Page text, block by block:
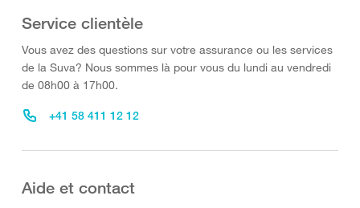
Service clientèle
Vous avez des questions sur votre assurance ou les services
de la Suva? Nous sommes là pour vous du lundi au vendredi
de 08h00 à 17h00.
+41 58 411 12 12
Aide et contact